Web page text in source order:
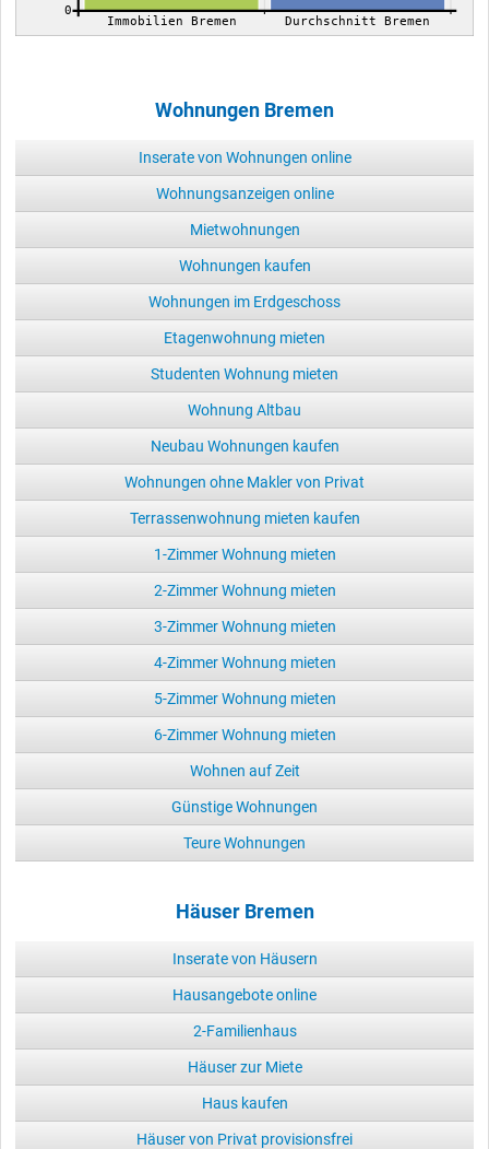
0
Immobilien Bremen Durchschnitt Bremen
Wohnungen Bremen
Inserate von Wohnungen online
Wohnungsanzeigen online
Mietwohnungen
Wohnungen kaufen
Wohnungen im Erdgeschoss
Etagenwohnung mieten
Studenten Wohnung mieten
Wohnung Altbau
Neubau Wohnungen kaufen
Wohnungen ohne Makler von Privat
Terrassenwohnung mieten kaufen
1-Zimmer Wohnung mieten
2-Zimmer Wohnung mieten
3-Zimmer Wohnung mieten
4-Zimmer Wohnung mieten
5-Zimmer Wohnung mieten
6-Zimmer Wohnung mieten
Wohnen auf Zeit
Günstige Wohnungen
Teure Wohnungen
Häuser Bremen
Inserate von Häusern
Hausangebote online
2-Familienhaus
Häuser zur Miete
Haus kaufen
Häuser von Privat provisionsfrei